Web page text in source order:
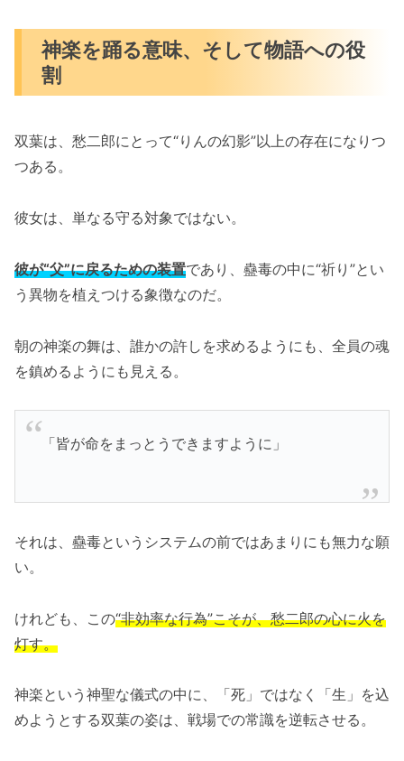
神楽を踊る意味、そして物語への役
割
双葉は、愁二郎にとって“りんの幻影”以上の存在になりつ
つある。
彼女は、単なる守る対象ではない。
彼が“父”に戻るための装置であり、蠱毒の中に“祈り”とい
う異物を植えつける象徴なのだ。
朝の神楽の舞は、誰かの許しを求めるようにも、全員の魂
を鎮めるようにも見える。
「皆が命をまっとうできますように」
それは、蠱毒というシステムの前ではあまりにも無力な願
い。
けれども、この“非効率な行為”こそが、愁二郎の心に火を
灯す。
神楽という神聖な儀式の中に、「死」ではなく「生」を込
めようとする双葉の姿は、戦場での常識を逆転させる。